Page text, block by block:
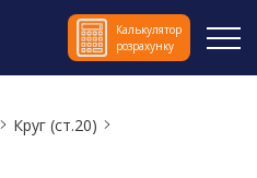
Калькулятор
розрахунку
Круг (ст.20)